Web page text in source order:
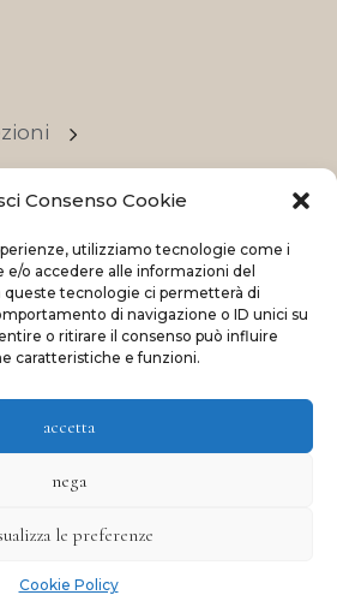
Consenso Cookie
utilizziamo tecnologie come i
o accedere alle informazioni del
queste tecnologie ci permetterà di
di navigazione o ID unici su
o ritirare il consenso può influire
caratteristiche e funzioni.
accetta
nega
le preferenze
Cookie Policy
Des Reves | All rights reserved
and by